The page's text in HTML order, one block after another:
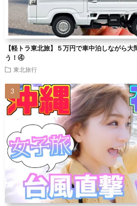
【軽トラ東北旅】５万円で車中泊しながら
う！④
東北旅行